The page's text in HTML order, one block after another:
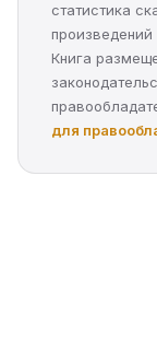
статистика
произведений
Книга
для